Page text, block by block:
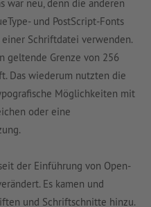
war neu, denn die anderen
und PostScript-Fonts
Schriftdatei verwenden.
geltende Grenze von 256
Das wiederum nutzten die
Möglichkeiten mit
oder eine
der Einführung von Open-
Es kamen und
und Schriftschnitte hinzu.